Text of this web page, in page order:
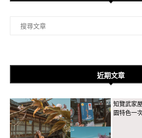
近期文章
知覽武家
園特色一